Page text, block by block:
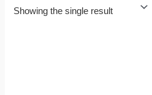
Showing the single result